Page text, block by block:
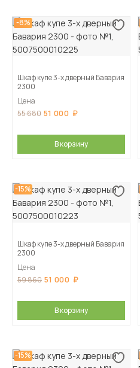
-8%
Шкаф купе 3-х дверный Бавария
2300
Цена
55 680 51 000
В корзину
-15%
Шкаф купе 3-х дверный Бавария
2300
Цена
59 860 51 000
В корзину
-15%